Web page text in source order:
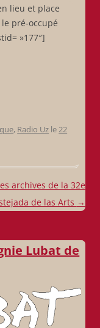
lieu et place
pré-occupé
»177″]
, Radio Uz le22
archives de la 32e
de las Arts →
Lubat de